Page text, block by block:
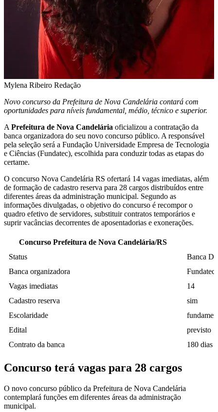
Mylena Ribeiro Redação
Novo concurso da Prefeitura de Nova Candelária contará com
oportunidades para níveis fundamental, médio, técnico e superior.
A Prefeitura de Nova Candelária oficializou a contratação da
banca organizadora do seu novo concurso público. A responsável
pela seleção será a Fundação Universidade Empresa de Tecnologia
e Ciências (Fundatec), escolhida para conduzir todas as etapas do
certame.
O concurso Nova Candelária RS ofertará 14 vagas imediatas, além
de formação de cadastro reserva para 28 cargos distribuídos entre
diferentes áreas da administração municipal. Segundo as
informações divulgadas, o objetivo do concurso é recompor o
quadro efetivo de servidores, substituir contratos temporários e
suprir vacâncias decorrentes de aposentadorias e exonerações.
Concurso Prefeitura de Nova Candelária/RS
Status
Banca
Banca organizadora
Fundatec
Vagas imediatas
14
Cadastro reserva
sim
Escolaridade
Edital
previsto
Contrato da banca
180 dias
Concurso terá vagas para 28 cargos
O novo concurso público da Prefeitura de Nova Candelária
contemplará funções em diferentes áreas da administração
municipal.